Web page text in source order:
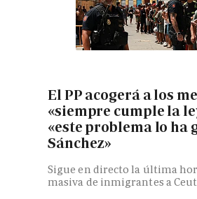
El PP acogerá a los
«siempre cumple la
«este problema lo ha
Sánchez»
Sigue en directo la última
masiva de inmigrantes a